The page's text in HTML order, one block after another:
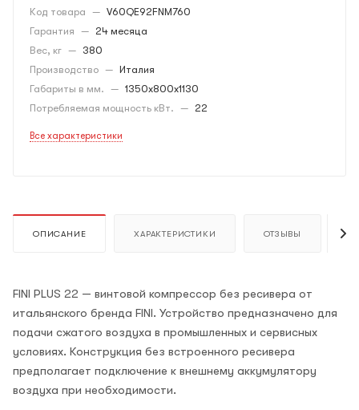
Код товара — V60QE92FNM760
Гарантия — 24 месяца
Вес, кг — 380
Производство — Италия
Габариты в мм. — 1350x800x1130
Потребляемая мощность кВт. — 22
Все характеристики
ОПИСАНИЕ ХАРАКТЕРИСТИКИ ОТЗЫВЫ
FINI PLUS 22 — винтовой компрессор без ресивера от
итальянского бренда FINI. Устройство предназначено для
подачи сжатого воздуха в промышленных и сервисных
условиях. Конструкция без встроенного ресивера
предполагает подключение к внешнему аккумулятору
воздуха при необходимости.